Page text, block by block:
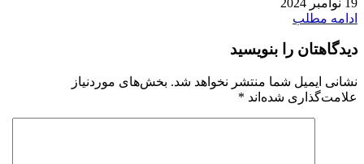
ادامه مطلب
دیدگاهتان را بنویسید
نشانی ایمیل شما منتشر نخواهد شد. بخش‌های موردنیاز
علامت‌گذاری شده‌اند *